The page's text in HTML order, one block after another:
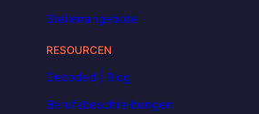
Stellenangebote
RESOURCEN
Decoded | Blog
Berufsbeschreibungen